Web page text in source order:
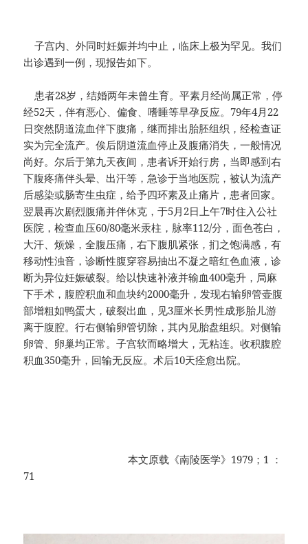
子宫内、外同时妊娠并均中止，临床上极为罕见。我们
出诊遇到一例，现报告如下。
患者28岁，结婚两年未曾生育。平素月经尚属正常，停
经52天，伴有恶心、偏食、嗜睡等早孕反应。79年4月22
日突然阴道流血伴下腹痛，继而排出胎胚组织，经检查证
实为完全流产。俟后阴道流血停止及腹痛消失，一般情况
尚好。尔后于第九天夜间，患者诉开始行房，当即感到右
下腹疼痛伴头晕、出汗等，急诊于当地医院，被认为流产
后感染或肠寄生虫症，给予四环素及止痛片，患者回家。
翌晨再次剧烈腹痛并伴休克，于5月2日上午7时住入公社
医院，检查血压60/80毫米汞柱，脉率112/分，面色苍白，
大汗、烦燥，全腹压痛，右下腹肌紧张，扪之饱满感，有
移动性浊音，诊断性腹穿容易抽出不凝之暗红色血液，诊
断为异位妊娠破裂。给以快速补液并输血400毫升，局麻
下手术，腹腔积血和血块约2000毫升，发现右输卵管壶腹
部增粗如鸭蛋大，破裂出血，见3厘米长男性成形胎儿游
离于腹腔。行右侧输卵管切除，其内见胎盘组织。对侧输
卵管、卵巢均正常。子宫软而略增大，无粘连。收积腹腔
积血350毫升，回输无反应。术后10天痊愈出院。
本文原载《南陵医学》1979；1 ：
71